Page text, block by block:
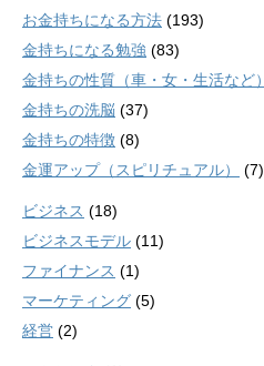
お金持ちになる方法 (193)
金持ちになる勉強 (83)
金持ちの性質（車・女・生活など）
金持ちの洗脳 (37)
金持ちの特徴 (8)
金運アップ（スピリチュアル）
(7)
ビジネス (18)
ビジネスモデル (11)
ファイナンス (1)
マーケティング (5)
経営 (2)